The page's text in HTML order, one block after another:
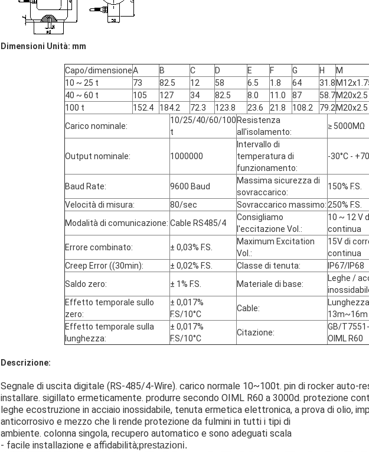
Dimensioni Unità: mm
Capo/dimensioneA B C D E F G H
M
10 ~ 25 t
73 82.5 12 58 6.5 1.8 64 31.8
40 ~ 60 t
105 127 34 82.5 8.0 11.0 87 58.7 M20x2.5
100 t
152.4 184.2 72.3 123.8 23.6 21.8 108.2 79.2 M20x2.5
Carico nominale:
10/25/40/60/100
t
Resistenza
all'isolamento:
≥ 5000MΩ
Output nominale: 1000000
Intervallo di
temperatura di
funzionamento:
-30°C -
Baud Rate: 9600 Baud
Massima sicurezza di
sovraccarico:
150% F.S.
Velocità di misura:
80/sec Sovraccarico massimo:250% F.S.
Modalità di comunicazione: Cable RS485/4
Consigliamo
l'eccitazione Vol.:
10 ~ 12 V
continua
Errore combinato:
± 0,03% F.S.
Maximum Excitation
Vol.:
15V di
continua
Creep Error ((30min):
± 0,02% F.S. Classe di tenuta:
IP67/IP68
Saldo zero:
± 1% F.S. Materiale di base:
Leghe /
Effetto temporale sullo
zero:
± 0,017%
F.S/10°C
Cable:
13m~16m
Effetto temporale sulla
lunghezza:
± 0,017%
F.S/10°C
Citazione:
GB/
OIML R60
Descrizione:
Segnale di uscita digitale (RS-485/4-Wire). carico normale 10~100t. pin di rocker auto-
installare. sigillato ermeticamente. produrre secondo OIML R60 a 3000d. protezione
leghe ecostruzione in acciaio inossidabile, tenuta ermetica elettronica, a prova di olio,
anticorrosivo e mezzo che li rende protezione da fulmini in tutti i tipi di
ambiente. colonna singola, recupero automatico e sono adeguati scala
- facile installazione e affidabilità;prestazioni.